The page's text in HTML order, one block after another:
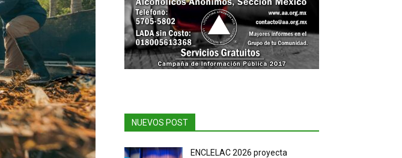
NUEVOS POST
ENCLELAC 2026 proyecta